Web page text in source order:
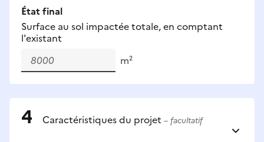
État final
Surface au sol impactée totale, en comptant
l'existant
m²
Caractéristiques du projet – facultatif